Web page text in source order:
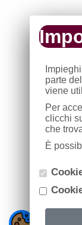
parte
viene
Per
clicchi
che
È